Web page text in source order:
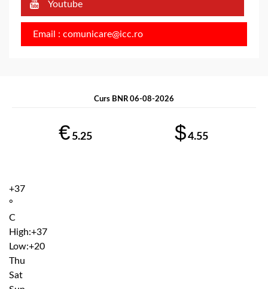
Youtube
Email : comunicare@icc.ro
Curs BNR 06-08-2026
€ 5.25 $4.55
+37
°
C
High:+37
Low:+20
Thu
Sat